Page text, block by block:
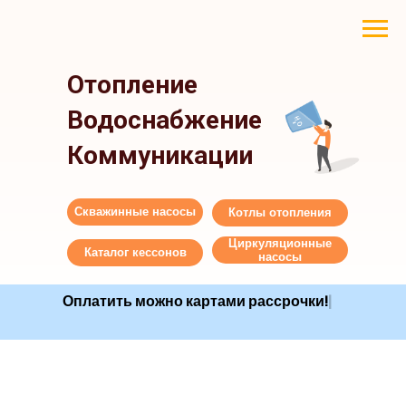
Отопление
Водоснабжение
Коммуникации
Оплатить можно картами рассрочк|
Скважинные насосы
Каталог кессонов
Циркуляционные
насосы
Котлы отопления